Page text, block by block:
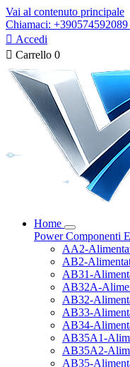
Vai al contenuto principale
Chiamaci:
 Accedi
 Carrello 0
Home
PowerComponenti
AA2-
AB2-
AB31-
AB32A-
AB32-
AB33-
AB34-
AB35A1-
AB35A2-
AB35-